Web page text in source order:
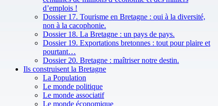
d’emplois !
Dossier 17. Tourisme en Bretagne : oui à la diversité,
non à la cacophonie.
Dossier 18. La Bretagne : un pays de pays.
Dossier 19. Exportations bretonnes : tout pour plaire et
pourtant…
Dossier 20. Bretagne : maîtriser notre destin.
Ils construisent la Bretagne
La Population
Le monde politique
Le monde associatif
Le monde économique